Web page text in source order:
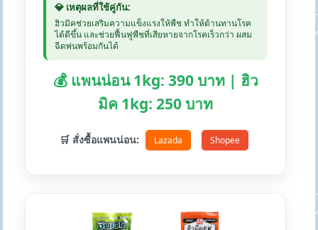
💎 เหตุผลที่ใช้คู่กัน:
ฮิวมิคช่วยเสริมความแข็งแรงให้พืช ทำให้ต้านทานโรค
ได้ดีขึ้น และช่วยฟื้นฟูพืชที่เสียหายจากโรคเร็วกว่า ผสม
ฉีดพ่นพร้อมกันได้
💰 แพนน่อน 1kg: 390 บาท | ฮิว
มิค 1kg: 250 บาท
🛒 สั่งซื้อแพนน่อน: Lazada Shopee